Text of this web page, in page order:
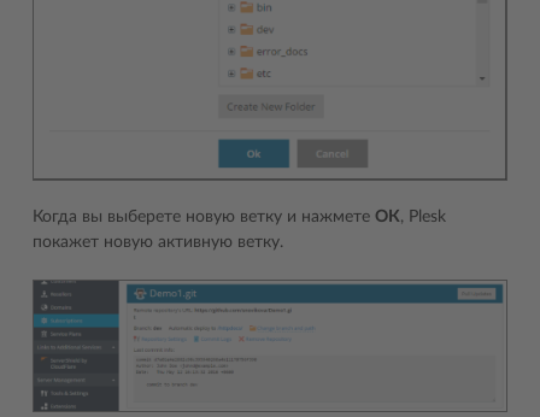
Когда вы выберете новую ветку и нажмете ОК, Plesk
покажет новую активную ветку.